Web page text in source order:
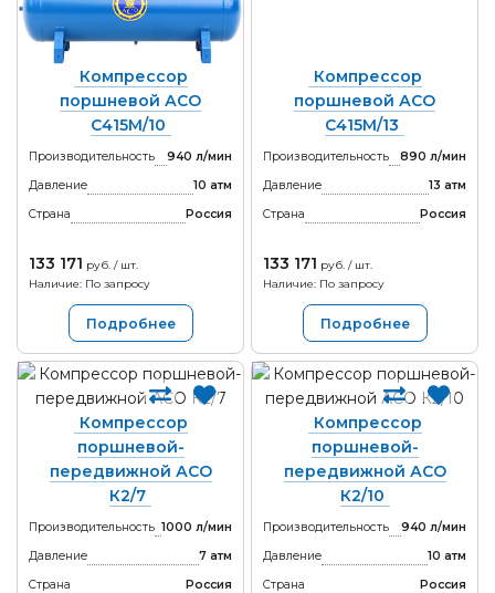
Компрессор
поршневой АСО
С415М/10
Производительность
940 л/мин
Давление
10 атм
Страна
Россия
133 171 руб. / шт.
Наличие: По запросу
Подробнее
Компрессор
поршневой АСО
С415М/13
Производительность
890 л/мин
Давление
13 атм
Страна
Россия
133 171 руб. / шт.
Наличие: По запросу
Подробнее
Компрессор
поршневой-
передвижной АСО
К2/7
Производительность 1000 л/мин
Давление
7 атм
Страна
Россия
Компрессор
поршневой-
передвижной АСО
К2/10
Производительность
940 л/мин
Давление
10 атм
Страна
Россия